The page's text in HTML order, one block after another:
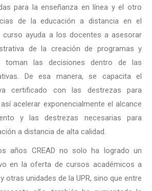
para la enseñanza en línea y el otro
de la educación a distancia en el
curso ayuda a los docentes a asesorar
de la creación de programas y
las decisiones dentro de las
De esa manera, se capacita el
certificado con las destrezas para
acelerar exponencialmente el alcance
y las destrezas necesarias para
a distancia de alta calidad.
años CREAD no solo ha logrado un
en la oferta de cursos académicos a
otras unidades de la UPR, sino que entre